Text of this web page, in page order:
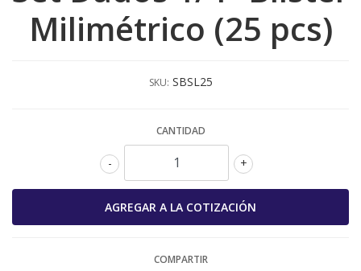
Milimétrico (25 pcs)
SKU: SBSL25
CANTIDAD
+
-
COMPARTIR